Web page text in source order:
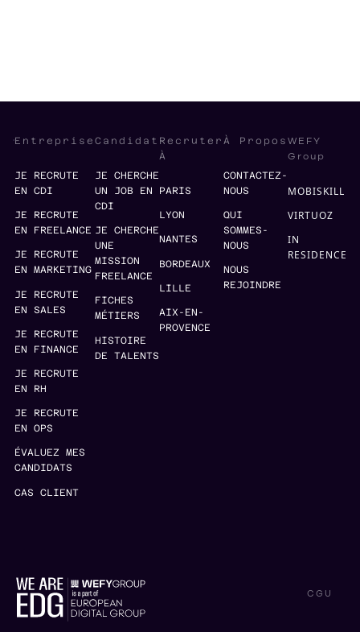
Entreprise
JE RECRUTE
EN CDI
JE RECRUTE
EN FREELANCE
JE RECRUTE
EN MARKETING
JE RECRUTE
EN SALES
JE RECRUTE
EN FINANCE
JE RECRUTE
EN RH
JE RECRUTE
EN OPS
ÉVALUEZ MES
CANDIDATS
CAS CLIENT
Candidat
JE CHERCHE
UN JOB EN
CDI
JE CHERCHE
UNE
MISSION
FREELANCE
FICHES
MÉTIERS
HISTOIRE
DE TALENTS
Recruter
À
PARIS
LYON
NANTES
BORDEAUX
LILLE
AIX-EN-
PROVENCE
À Propos
CONTACTEZ-
NOUS
QUI
SOMMES-
NOUS
NOUS
REJOINDRE
WEFY
Group
MOBISKILL
VIRTUOZ
IN
RESIDENCE
CGU